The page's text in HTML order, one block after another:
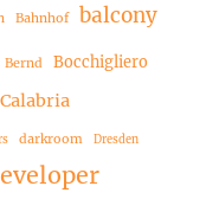
Bahnhof
balcony
Bernd Bocchigliero
Calabria
darkroom Dresden